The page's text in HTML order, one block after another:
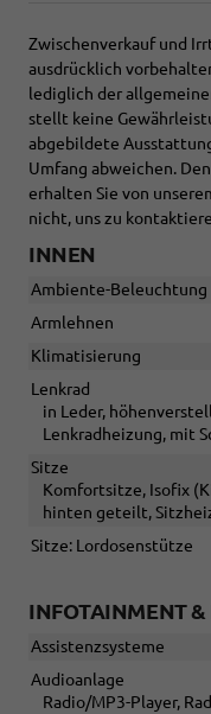
Zwischenverkauf und
ausdrücklich
lediglich der
stellt keine
abgebildete
Umfang abweichen.
erhalten Sie von
nicht, uns zu
INNEN
Ambiente-Beleuchtung
Armlehnen
Klimatisierung
Lenkrad
in Leder,
Lenkradheizung, mit
Sitze
Komfortsitze, Isofix
hinten geteilt,
Sitze: Lordosenstütze
INFOTAINMENT
Assistenzsysteme
Audioanlage
Radio/MP3-Player,